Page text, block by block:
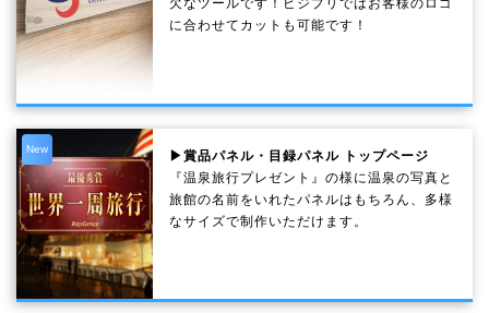
欠なツールです！ビジプリではお客様のロゴ
に合わせてカットも可能です！
New
▶賞品パネル・目録パネル トップページ
『温泉旅行プレゼント』の様に温泉の写真と
旅館の名前をいれたパネルはもちろん、多様
なサイズで制作いただけます。